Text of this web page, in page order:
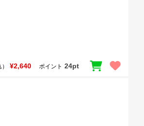
¥2,640 ポイント 24pt